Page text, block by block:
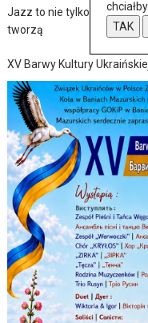
Jazz to nie tylko muzyka –
tworzą
XV Barwy Kultury
TAK